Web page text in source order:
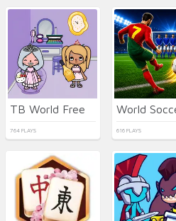
TB World Free
764 PLAYS 616 PLAYS